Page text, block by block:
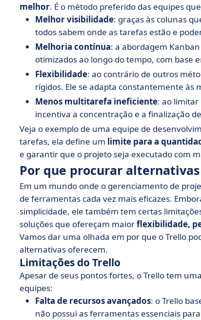
melhor. É o método preferido das equipes
Melhor visibilidade: graças às colunas
todos sabem onde as tarefas estão e
Melhoria contínua: a abordagem
otimizados ao longo do tempo, com base
Flexibilidade: ao contrário de outros
rígidos. Ele se adapta constantemente às
Menos multitarefa ineficiente: ao
incentiva a concentração e a finalização
Veja o exemplo de uma equipe de
tarefas, ela define um limite para a
e garantir que o projeto seja executado com
Por que procurar alternativas
Em um mundo onde o gerenciamento de
de ferramentas cada vez mais eficazes.
simplicidade, ele também tem certas
soluções que ofereçam maiorflexibilidade,
Vamos dar uma olhada em por que o Trello
alternativas oferecem.
Limitações do Trello
Apesar de seus pontos fortes, o Trello tem
equipes:
Falta de recursos avançados: o Trello
não possui as ferramentas essenciais